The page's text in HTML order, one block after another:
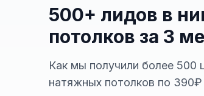
500+ лидов в
потолков за 3
Как мы получили более 500
натяжных потолков по 390₽